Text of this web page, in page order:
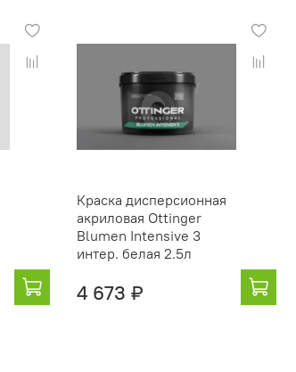
Краска дисперсионная
акриловая Ottinger
Blumen Intensive 3
интер. белая 2.5л
4 673 ₽